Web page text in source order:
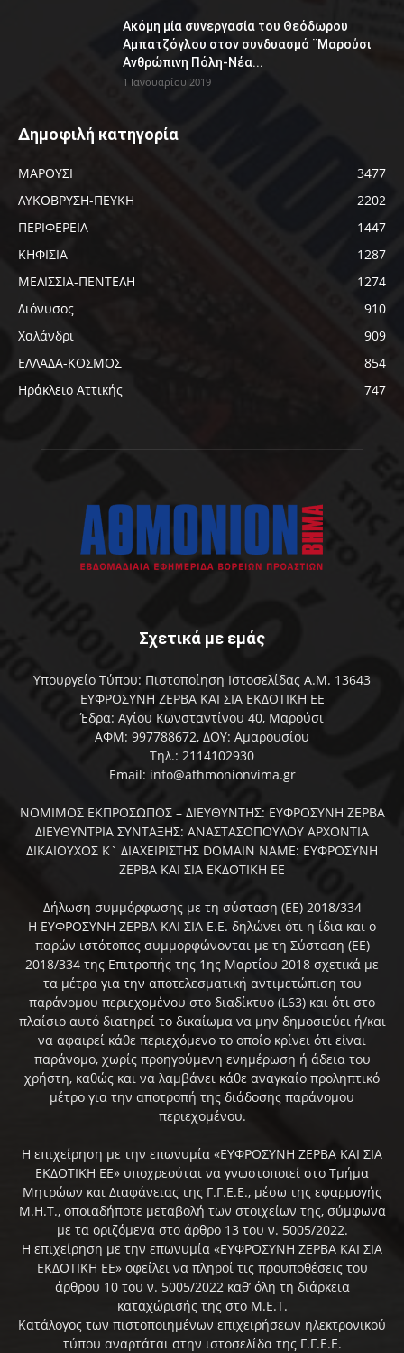
Ακόμη μία συνεργασία του Θεόδωρου
Αμπατζόγλου στον συνδυασμό ¨Μαρούσι
Ανθρώπινη Πόλη-Νέα...
1 Ιανουαρίου 2019
Δημοφιλή κατηγορία
ΜΑΡΟΥΣΙ
3477
ΛΥΚΟΒΡΥΣΗ-ΠΕΥΚΗ
2202
ΠΕΡΙΦΕΡΕΙΑ
1447
ΚΗΦΙΣΙΑ
1287
ΜΕΛΙΣΣΙΑ-ΠΕΝΤΕΛΗ
1274
Διόνυσος
910
Χαλάνδρι
909
ΕΛΛΑΔΑ-ΚΟΣΜΟΣ
854
Ηράκλειο Αττικής
747
Σχετικά με εμάς
Υπουργείο Τύπου: Πιστοποίηση Ιστοσελίδας Α.Μ. 13643
ΕΥΦΡΟΣΥΝΗ ΖΕΡΒΑ ΚΑΙ ΣΙΑ ΕΚΔΟΤΙΚΗ ΕΕ
Έδρα: Αγίου Κωνσταντίνου 40, Μαρούσι
ΑΦΜ: 997788672, ΔΟΥ: Αμαρουσίου
Τηλ.: 2114102930
Email: info@athmonionvima.gr
ΝΟΜΙΜΟΣ ΕΚΠΡΟΣΩΠΟΣ – ΔΙΕΥΘΥΝΤΗΣ: ΕΥΦΡΟΣΥΝΗ ΖΕΡΒΑ
ΔΙΕΥΘΥΝΤΡΙΑ ΣΥΝΤΑΞΗΣ: ΑΝΑΣΤΑΣΟΠΟΥΛΟΥ ΑΡΧΟΝΤΙΑ
ΔΙΚΑΙΟΥΧΟΣ Κ` ΔΙΑΧΕΙΡΙΣΤΗΣ DOMAIN NAME: ΕΥΦΡΟΣΥΝΗ
ΖΕΡΒΑ ΚΑΙ ΣΙΑ ΕΚΔΟΤΙΚΗ ΕΕ
Δήλωση συμμόρφωσης με τη σύσταση (ΕΕ) 2018/334
Η ΕΥΦΡΟΣΥΝΗ ΖΕΡΒΑ ΚΑΙ ΣΙΑ Ε.Ε. δηλώνει ότι η ίδια και ο
παρών ιστότοπος συμμορφώνονται με τη Σύσταση (ΕΕ)
2018/334 της Επιτροπής της 1ης Μαρτίου 2018 σχετικά με
τα μέτρα για την αποτελεσματική αντιμετώπιση του
παράνομου περιεχομένου στο διαδίκτυο (L63) και ότι στο
πλαίσιο αυτό διατηρεί το δικαίωμα να μην δημοσιεύει ή/και
να αφαιρεί κάθε περιεχόμενο το οποίο κρίνει ότι είναι
παράνομο, χωρίς προηγούμενη ενημέρωση ή άδεια του
χρήστη, καθώς και να λαμβάνει κάθε αναγκαίο προληπτικό
μέτρο για την αποτροπή της διάδοσης παράνομου
περιεχομένου.
Η επιχείρηση με την επωνυμία «ΕΥΦΡΟΣΥΝΗ ΖΕΡΒΑ ΚΑΙ ΣΙΑ
ΕΚΔΟΤΙΚΗ ΕΕ» υποχρεούται να γνωστοποιεί στο Τμήμα
Μητρώων και Διαφάνειας της Γ.Γ.Ε.Ε., μέσω της εφαρμογής
Μ.Η.Τ., οποιαδήποτε μεταβολή των στοιχείων της, σύμφωνα
με τα οριζόμενα στο άρθρο 13 του ν. 5005/2022.
Η επιχείρηση με την επωνυμία «ΕΥΦΡΟΣΥΝΗ ΖΕΡΒΑ ΚΑΙ ΣΙΑ
ΕΚΔΟΤΙΚΗ ΕΕ» οφείλει να πληροί τις προϋποθέσεις του
άρθρου 10 του ν. 5005/2022 καθ’ όλη τη διάρκεια
καταχώρισής της στο Μ.Ε.Τ.
Κατάλογος των πιστοποιημένων επιχειρήσεων ηλεκτρονικού
τύπου αναρτάται στην ιστοσελίδα της Γ.Γ.Ε.Ε.